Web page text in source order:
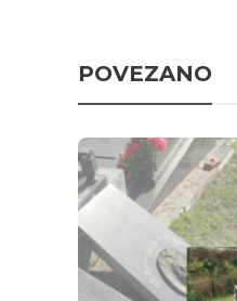
POVEZANO